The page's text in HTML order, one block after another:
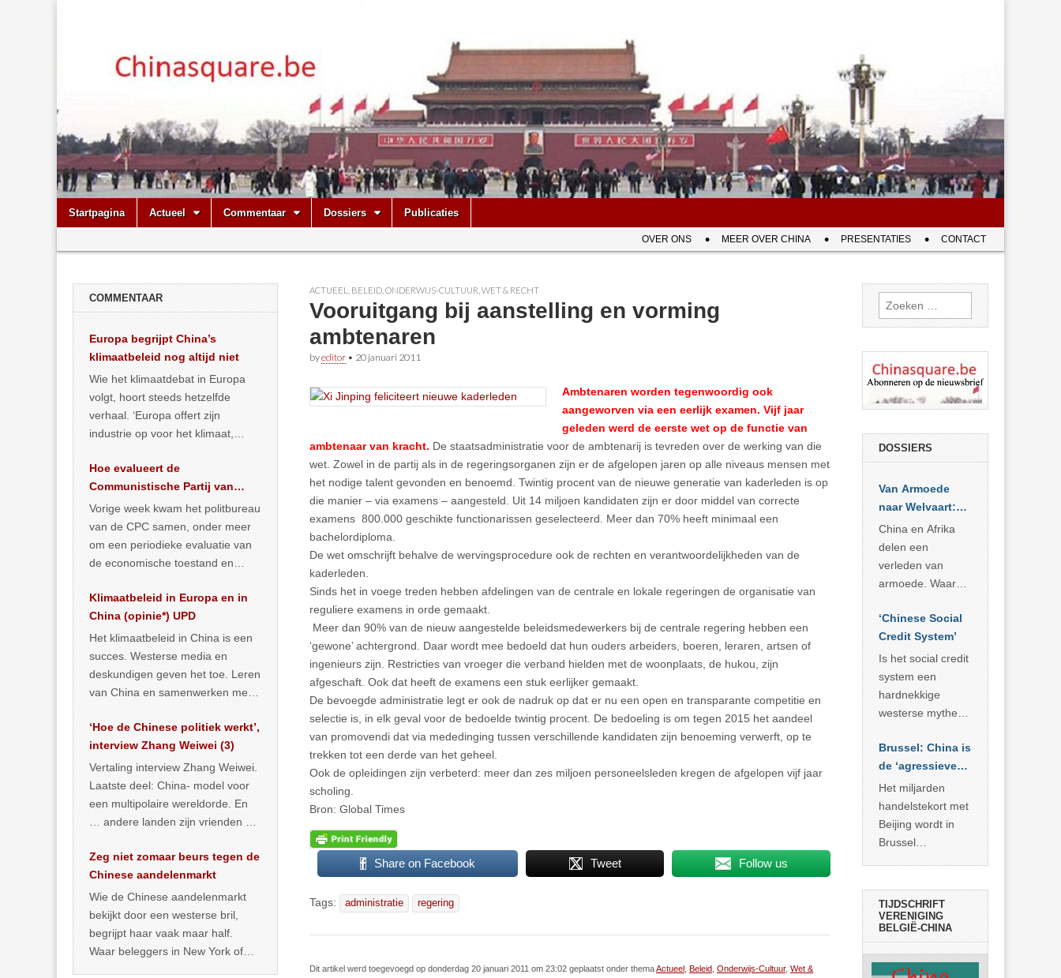
Chinasquare.be
Main
menu
Skip
Startpagina Actueel Commentaar Dossiers Publicaties
menu
OVER ONS MEER OVER CHINA PRESENTATIES CONTACT
ACTUEEL BELEID ONDERWIJS-CULTUUR WET & RECHT
Vooruitgang bij aanstelling en vorming
ambtenaren
byeditor • 20 januari 2011
Ambtenaren worden tegenwoordig ook
aangeworven via een eerlijk examen. Vijf jaar
geleden werd de eerste wet op de functie van
ambtenaar van kracht. De staatsadministratie voor de ambtenarij is tevreden over de werking van die
wet. Zowel in de partij als in de regeringsorganen zijn er de afgelopen jaren op alle niveaus mensen met
het nodige talent gevonden en benoemd. Twintig procent van de nieuwe generatie van kaderleden is op
die manier – via examens – aangesteld. Uit 14 miljoen kandidaten zijn er door middel van correcte
examens 800.000 geschikte functionarissen geselecteerd. Meer dan 70% heeft minimaal een
bachelordiploma.
De wet omschrijft behalve de wervingsprocedure ook de rechten en verantwoordelijkheden van de
kaderleden.
Sinds het in voege treden hebben afdelingen van de centrale en lokale regeringen de organisatie van
reguliere examens in orde gemaakt.
Meer dan 90% van de nieuw aangestelde beleidsmedewerkers bij de centrale regering hebben een
‘gewone’ achtergrond. Daar wordt mee bedoeld dat hun ouders arbeiders, boeren, leraren, artsen of
ingenieurs zijn. Restricties van vroeger die verband hielden met de woonplaats, de hukou, zijn
afgeschaft. Ook dat heeft de examens een stuk eerlijker gemaakt.
De bevoegde administratie legt er ook de nadruk op dat er nu een open en transparante competitie en
selectie is, in elk geval voor de bedoelde twintig procent. De bedoeling is om tegen 2015 het aandeel
van promovendi dat via mededinging tussen verschillende kandidaten zijn benoeming verwerft, op te
trekken tot een derde van het geheel.
Ook de opleidingen zijn verbeterd: meer dan zes miljoen personeelsleden kregen de afgelopen vijf jaar
scholing.
Bron: Global Times
Share on Facebook Tweet Follow us
Tags: administratie regering
Dit artikel werd toegevoegd op donderdag 20 januari 2011 om 23:02 geplaatst onder themaActueel Beleid Onderwijs-Cultuur, Wet &
COMMENTAAR
Europa begrijpt China’s
klimaatbeleid nog altijd niet
Wie het klimaatdebat in Europa
volgt, hoort steeds hetzelfde
verhaal. ‘Europa offert zijn
industrie op voor het klimaat,
vergroening… >> lees meer
Hoe evalueert de
Communistische Partij van
China de economische
situatie?
Vorige week kwam het politbureau
van de CPC samen, onder meer
om een periodieke evaluatie van
de economische toestand en
publiceerden… >> lees meer
Klimaatbeleid in Europa en in
China (opinie*) UPD
Het klimaatbeleid in China is een
succes. Westerse media en
deskundigen geven het toe. Leren
van China en samenwerken met
… >> lees meer
‘Hoe de Chinese politiek werkt’,
interview Zhang Weiwei (3)
Vertaling interview Zhang Weiwei.
Laatste deel: China- model voor
een multipolaire wereldorde. En
… andere landen zijn vrienden of
Zeg niet zomaar beurs tegen de
Chinese aandelenmarkt
Wie de Chinese aandelenmarkt
bekijkt door een westerse bril,
begrijpt haar vaak maar half.
Waar beleggers in New York of
Zoeken
naar:
DOSSIERS
Van Armoede
naar Welvaart:
Wat Afrika kan
leren van
China’s
economisch
China en Afrika
delen een
verleden van
armoede. Waar
voorbije veertig
jaar in slaagde
meer dan 800
miljoen mensen
uit de armoede
… >> lees meer
‘Chinese Social
Credit System’
Is het social credit
system een
hardnekkige
westerse mythe of
realiteit in China?
Brussel: China is
de ‘agressieve
schuldige’
Het miljarden
handelstekort met
Beijing wordt in
Brussel
economische
agressie. In
werkelijkheid
verhult die
spectaculaire
TIJDSCHRIFT
VERENIGING
BELGIË-CHINA